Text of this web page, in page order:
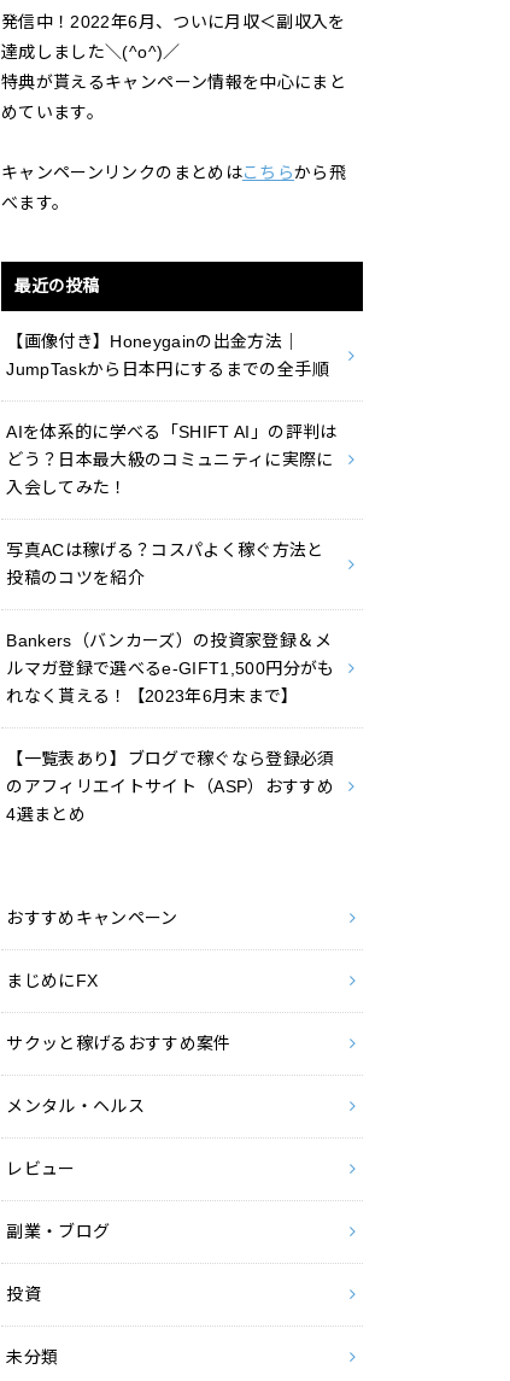
発信中！2022年6月、ついに月収＜副収入を
達成しました＼(^o^)／
特典が貰えるキャンペーン情報を中心にまと
めています。
キャンペーンリンクのまとめはこちらから飛
べます。
最近の投稿
【画像付き】Honeygainの出金方法｜
JumpTaskから日本円にするまでの全手順
AIを体系的に学べる「SHIFT AI」の評判は
どう？日本最大級のコミュニティに実際に
入会してみた！
写真ACは稼げる？コスパよく稼ぐ方法と
投稿のコツを紹介
Bankers（バンカーズ）の投資家登録＆メ
ルマガ登録で選べるe-GIFT1,500円分がも
れなく貰える！【2023年6月末まで】
【一覧表あり】ブログで稼ぐなら登録必須
のアフィリエイトサイト（ASP）おすすめ
4選まとめ
おすすめキャンペーン
まじめにFX
サクッと稼げるおすすめ案件
メンタル・ヘルス
レビュー
副業・ブログ
投資
未分類